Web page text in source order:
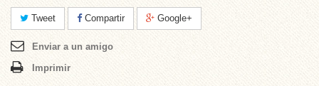
Tweet Compartir Google+
Enviar a un amigo
Imprimir